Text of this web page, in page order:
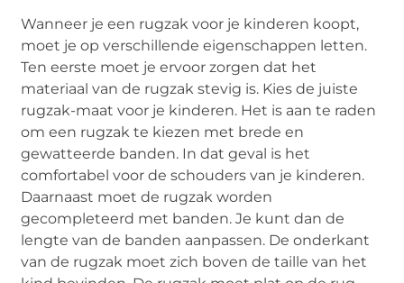
Wanneer je een rugzak voor je kinderen koopt,
moet je op verschillende eigenschappen letten.
Ten eerste moet je ervoor zorgen dat het
materiaal van de rugzak stevig is. Kies de juiste
rugzak-maat voor je kinderen. Het is aan te raden
om een ​​rugzak te kiezen met brede en
gewatteerde banden. In dat geval is het
comfortabel voor de schouders van je kinderen.
Daarnaast moet de rugzak worden
gecompleteerd met banden. Je kunt dan de
lengte van de banden aanpassen. De onderkant
van de rugzak moet zich boven de taille van het